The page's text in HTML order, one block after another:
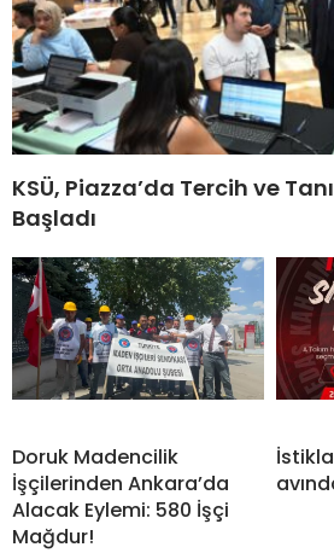
KSÜ, Piazza’da Tercih ve
Başladı
Doruk Madencilik
İşçilerinden Ankara’da
Alacak Eylemi: 580 İşçi
Mağdur!